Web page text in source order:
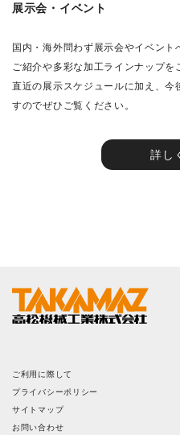
展示会・イベント
国内・海外問わず展示会やイベン
ご紹介や多彩な加工ラインナップを
直近の展示スケジュールに加え、今
すのでぜひご覧ください。
詳し
ご利用に際して
プライバシーポリシー
サイトマップ
お問い合わせ